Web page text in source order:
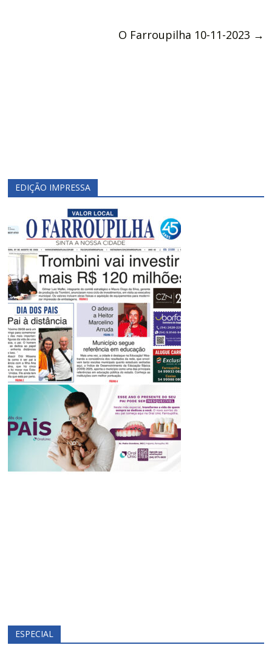
O Farroupilha 10-11-2023 →
EDIÇÃO IMPRESSA
ESPECIAL